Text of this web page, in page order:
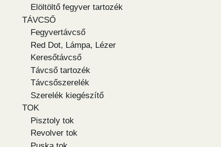
Elöltöltő fegyver tartozék
TÁVCSŐ
Fegyvertávcső
Red Dot, Lámpa, Lézer
Keresőtávcső
Távcső tartozék
Távcsőszerelék
Szerelék kiegészítő
TOK
Pisztoly tok
Revolver tok